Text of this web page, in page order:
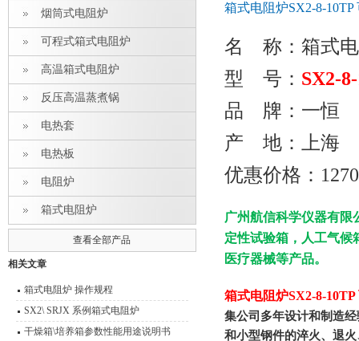
烟筒式电阻炉
可程式箱式电阻炉
高温箱式电阻炉
反压高温蒸煮锅
电热套
电热板
电阻炉
箱式电阻炉
查看全部产品
相关文章
箱式电阻炉 操作规程
SX2\ SRJX 系例箱式电阻炉
干燥箱\培养箱参数性能用途说明书
箱式电阻炉SX2-8-
名 称： 箱式
型 号： SX2-
品 牌：一恒
产 地：上海
优惠价格：
广州航信科学仪器有限
定性试验箱，人工气候
医疗器械等产品。
箱式电阻炉SX2-8-
集公司多年设计和制造
和小型钢件的淬火、退